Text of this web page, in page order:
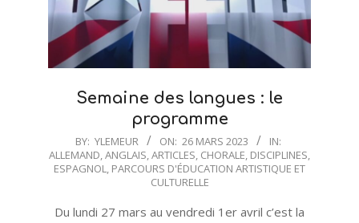
Semaine des langues : le
programme
2023-
03-
BY: YLEMEUR ON: 26 MARS 2023
IN:
ALLEMAND,ANGLAIS,ARTICLES, CHORALE, DISCIPLINES,
ESPAGNOL, PARCOURS D'ÉDUCATION ARTISTIQUE ET
CULTURELLE
Du lundi 27 mars au vendredi 1er avril c’est la